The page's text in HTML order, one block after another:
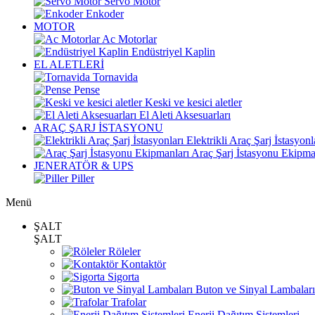
Enkoder
MOTOR
Ac Motorlar
Endüstriyel Kaplin
EL ALETLERİ
Tornavida
Pense
Keski ve kesici aletler
El Aleti Aksesuarları
ARAÇ ŞARJ İSTASYONU
Elektrikli Araç Şarj
Araç Şarj İstasyonu
JENERATÖR & UPS
Piller
Menü
ŞALT
ŞALT
Röleler
Kontaktör
Sigorta
Buton ve Sinyal Lambaları
Trafolar